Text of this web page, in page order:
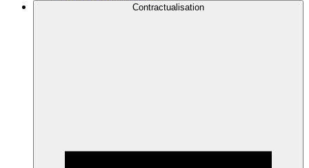
Contractualisation